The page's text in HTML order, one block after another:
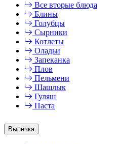
Все вторые блюда
Блины
Голубцы
Сырники
Котлеты
Оладьи
Запеканка
Плов
Пельмени
Шашлык
Гуляш
Паста
Выпечка